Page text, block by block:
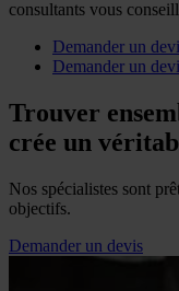
consultants vous
Demander un
Demander un
Trouver
crée un
Nos spécialistes sont
objectifs.
Demander un devis